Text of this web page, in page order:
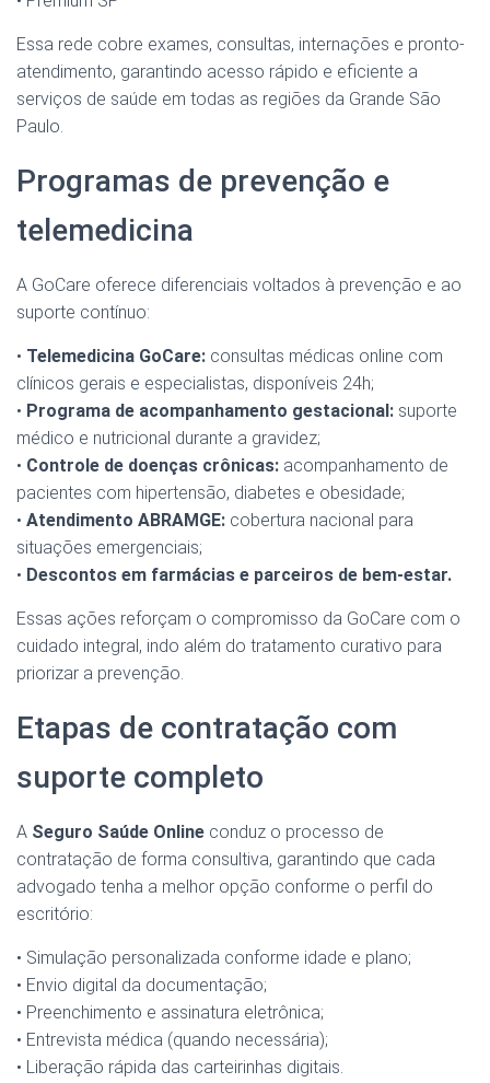
Essa rede cobre exames, consultas, internações e pronto-
atendimento, garantindo acesso rápido e eficiente a
serviços de saúde em todas as regiões da Grande São
Paulo.
Programas de prevenção e
telemedicina
A GoCare oferece diferenciais voltados à prevenção e ao
suporte contínuo:
• Telemedicina GoCare: consultas médicas online com
clínicos gerais e especialistas, disponíveis 24h;
• Programa de acompanhamento gestacional: suporte
médico e nutricional durante a gravidez;
• Controle de doenças crônicas: acompanhamento de
pacientes com hipertensão, diabetes e obesidade;
• Atendimento ABRAMGE: cobertura nacional para
situações emergenciais;
• Descontos em farmácias e parceiros de bem-estar.
Essas ações reforçam o compromisso da GoCare com o
cuidado integral, indo além do tratamento curativo para
priorizar a prevenção.
Etapas de contratação com
suporte completo
A Seguro Saúde Online conduz o processo de
contratação de forma consultiva, garantindo que cada
advogado tenha a melhor opção conforme o perfil do
escritório:
• Simulação personalizada conforme idade e plano;
• Envio digital da documentação;
• Preenchimento e assinatura eletrônica;
• Entrevista médica (quando necessária);
• Liberação rápida das carteirinhas digitais.